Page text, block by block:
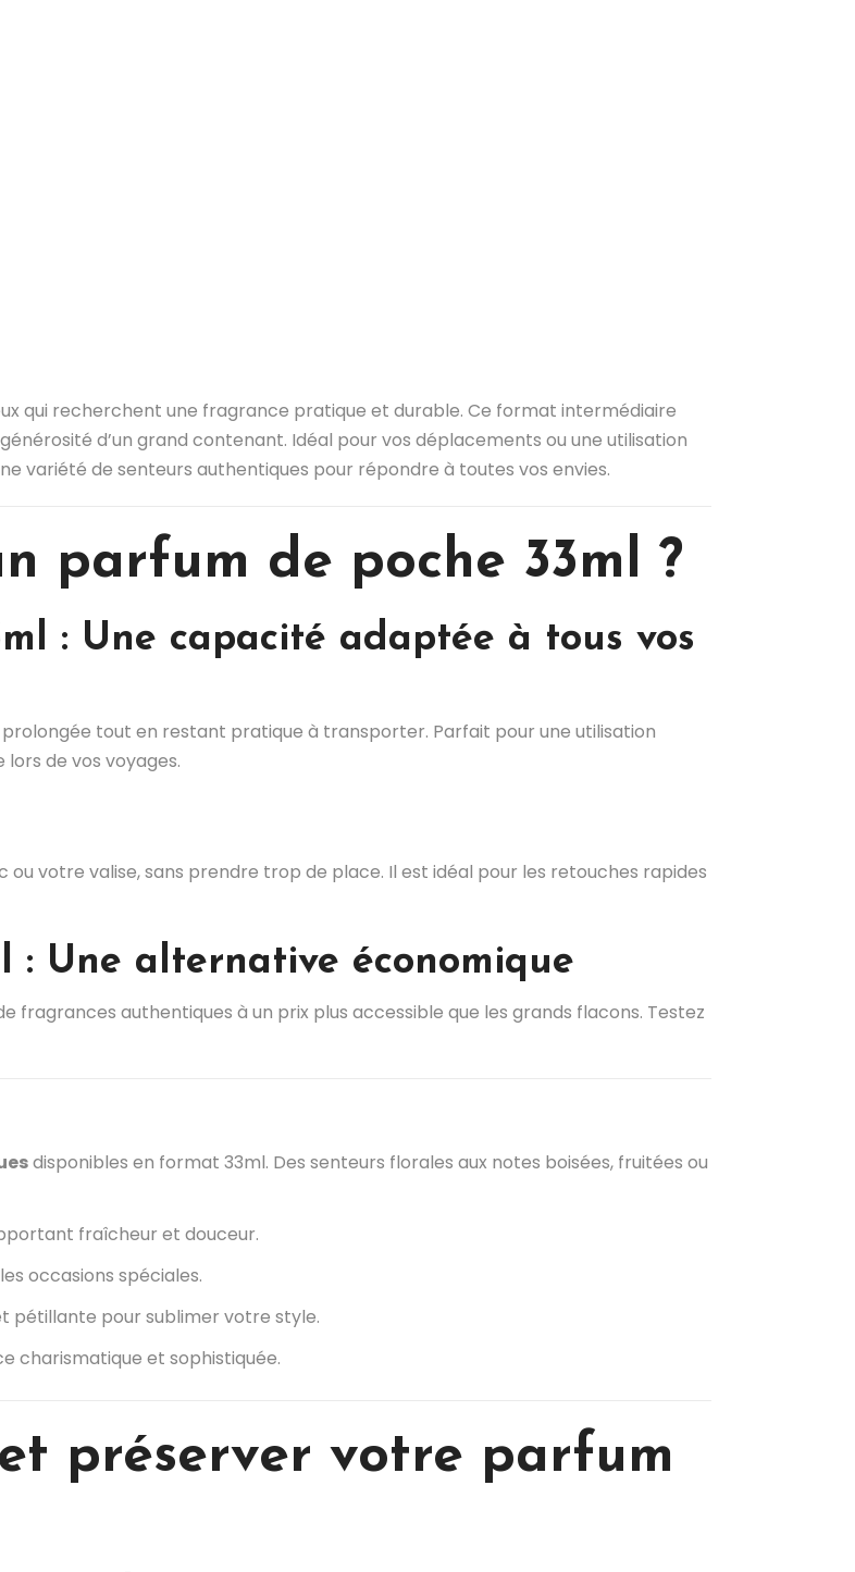
qui recherchent une fragrance pratique et durable. Ce format intermédiaire
d’un grand contenant. Idéal pour vos déplacements ou une utilisation
variété de senteurs authentiques pour répondre à toutes vos envies.
parfum de poche 33ml ?
: Une capacité adaptée à tous vos
tout en restant pratique à transporter. Parfait pour une utilisation
lors de vos voyages.
votre valise, sans prendre trop de place. Il est idéal pour les retouches rapides
: Une alternative économique
authentiques à un prix plus accessible que les grands flacons. Testez
disponibles en format 33ml. Des senteurs florales aux notes boisées, fruitées ou
fraîcheur et douceur.
occasions spéciales.
pétillante pour sublimer votre style.
charismatique et sophistiquée.
préserver votre parfum